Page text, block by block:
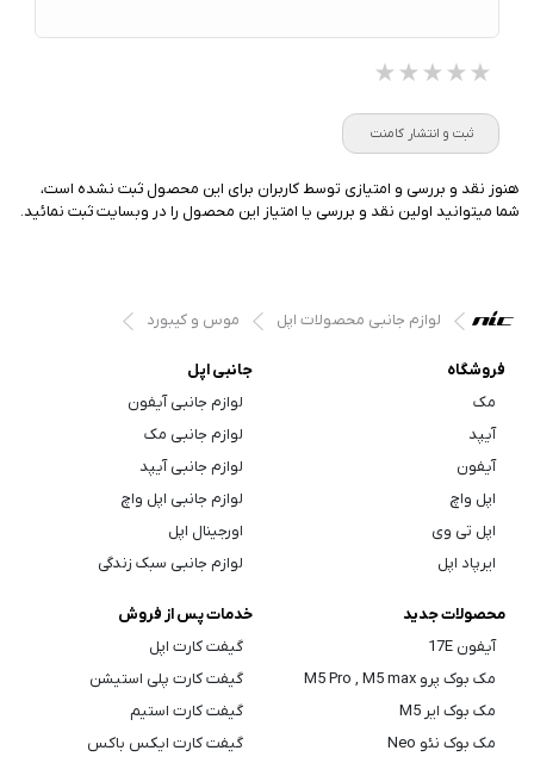
★★★★★
★★★★★
★★★★★
ثبت و انتشار کامنت
هنوز نقد و بررسی و امتیازی توسط کاربران برای این محصول ثبت نشده است،
شما میتوانید اولین نقد و بررسی یا امتیاز این محصول را در وبسایت ثبت نمائید.
لوازم جانبی محصولات اپل موس و کیبورد
فروشگاه
مک
آیپد
آیفون
اپل واچ
اپل تی وی
ایرپاد اپل
جانبی اپل
لوازم جانبی آیفون
لوازم جانبی مک
لوازم جانبی آیپد
لوازم جانبی اپل واچ
اورجینال اپل
لوازم جانبی سبک زندگی
محصولات جدید
آیفون 17E
مک بوک پرو M5 Pro , M5 max
مک بوک ایر M5
مک بوک نئو Neo
خدمات پس از فروش
گیفت کارت اپل
گیفت کارت پلی استیشن
گیفت کارت استیم
گیفت کارت ایکس باکس